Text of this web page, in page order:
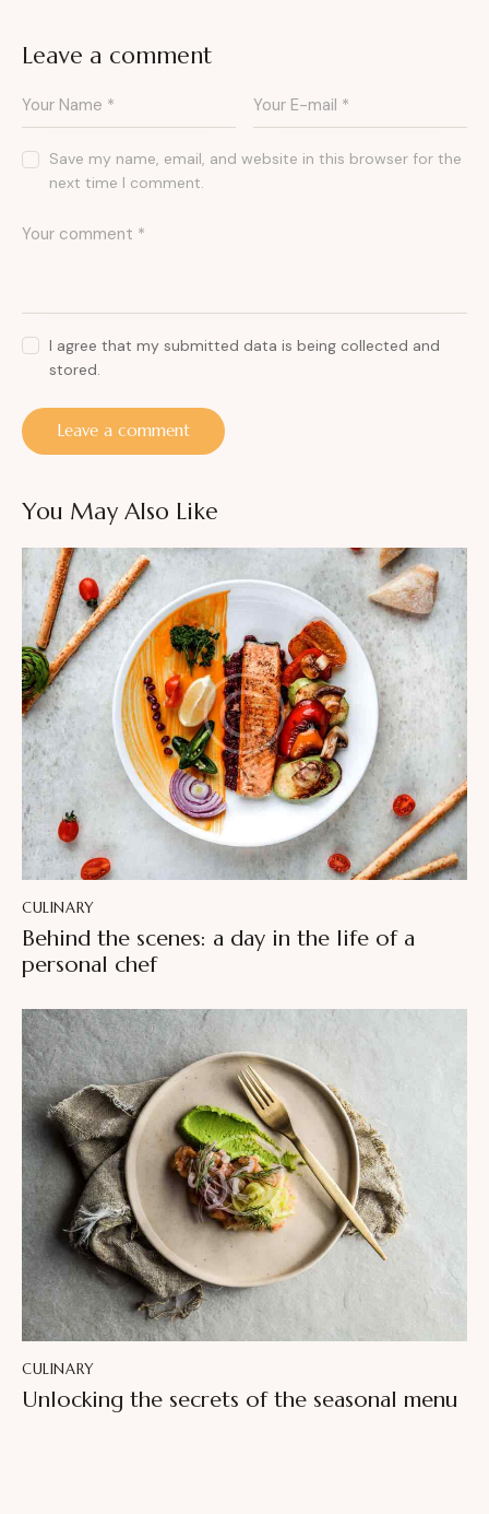
Leave a comment
Save my name, email, and website in this browser for the
next time I comment.
I agree that my submitted data is being collected and
stored.
You May Also Like
CULINARY
Behind the scenes: a day in the life of a
personal chef
CULINARY
Unlocking the secrets of the seasonal menu